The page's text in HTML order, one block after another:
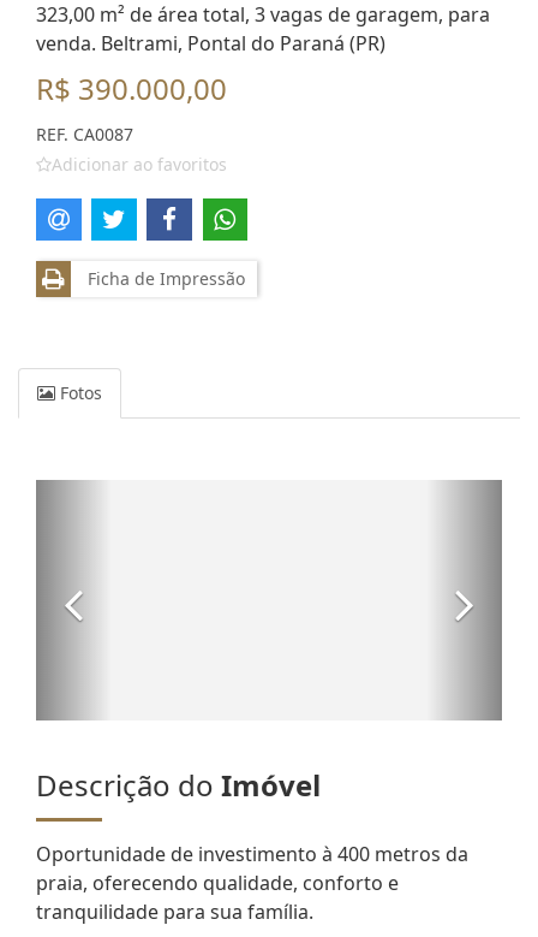
323,00 m² de área total, 3 vagas de garagem, para
venda. Beltrami, Pontal do Paraná (PR)
R$ 390.000,00
REF. CA0087
Adicionar ao favoritos
Ficha de Impressão
Fotos
Descrição do Imóvel
Oportunidade de investimento à 400 metros da
praia, oferecendo qualidade, conforto e
tranquilidade para sua família.